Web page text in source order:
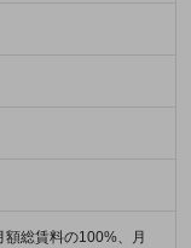
総賃料の100%、月